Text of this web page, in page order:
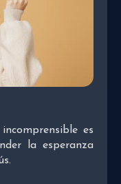
es
la esperanza